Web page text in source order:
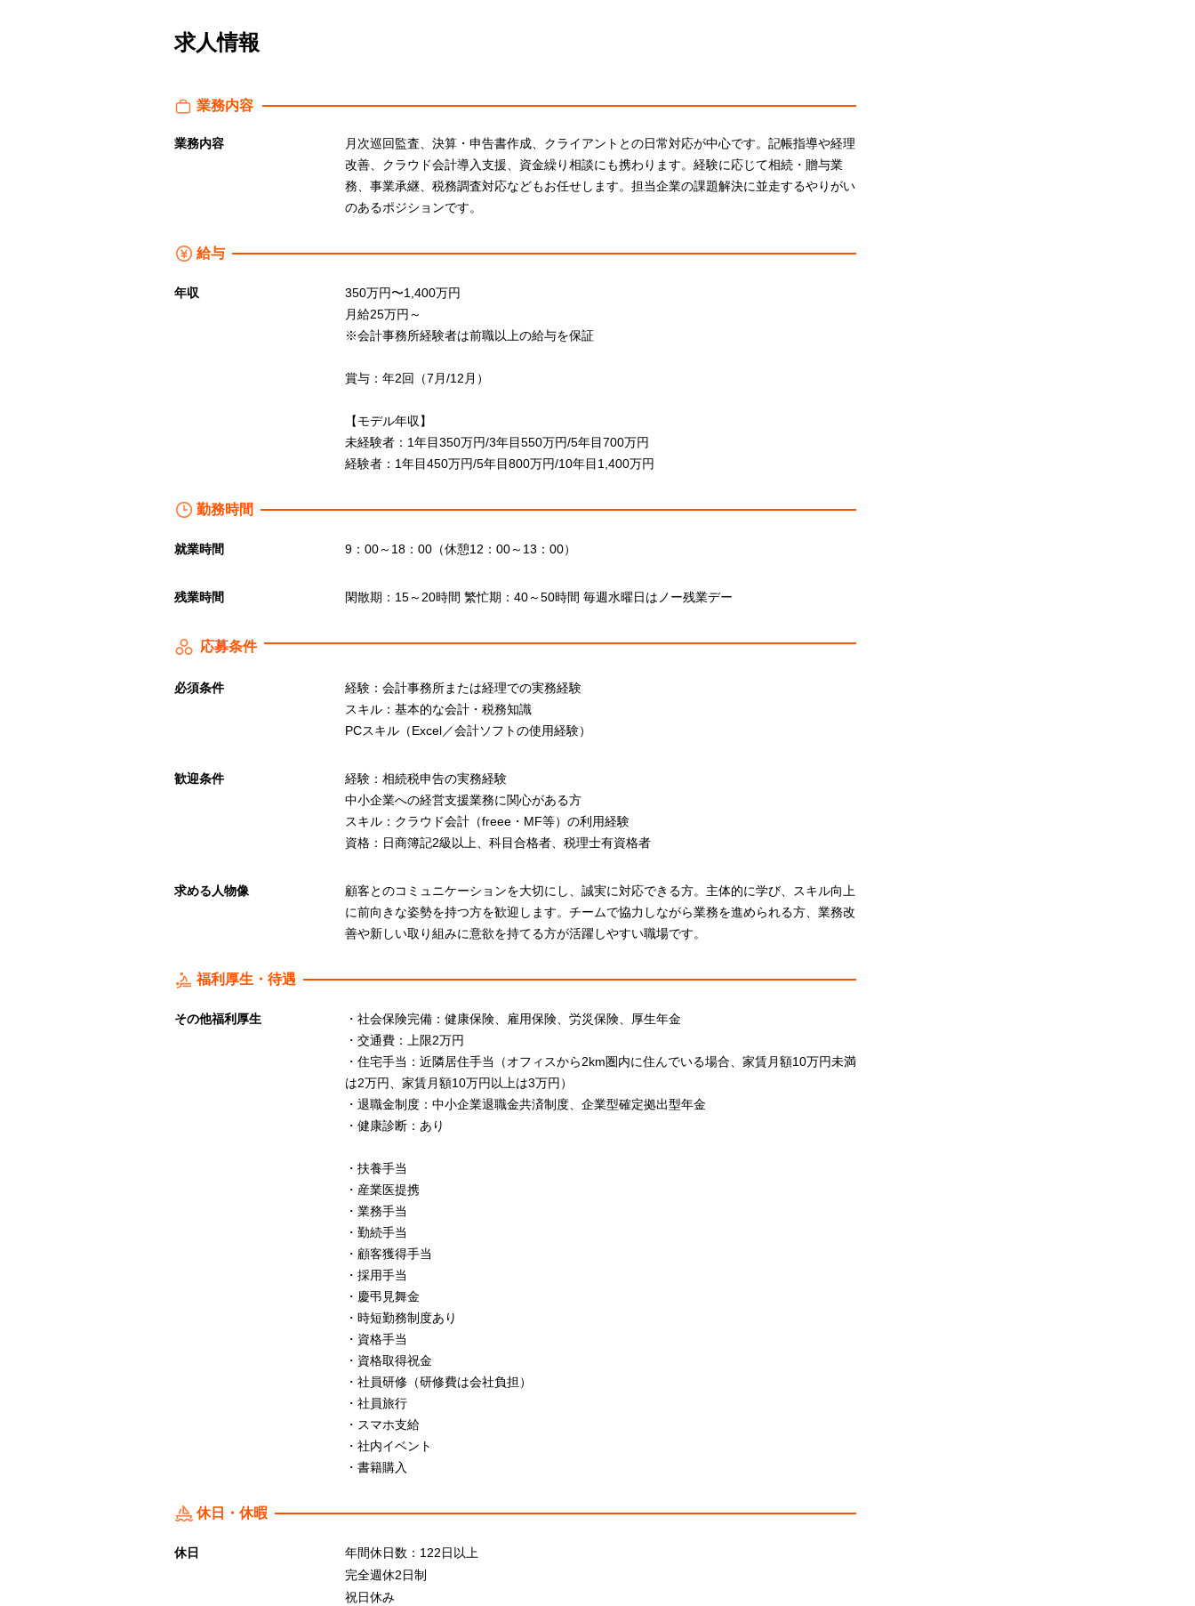
求人情報
業務内容
業務内容
月次巡回監査、決算・申告書作成、クライアントとの日常対応が中心です。記帳指導や経理
改善、クラウド会計導入支援、資金繰り相談にも携わります。経験に応じて相続・贈与業
務、事業承継、税務調査対応などもお任せします。担当企業の課題解決に並走するやりがい
のあるポジションです。
給与
年収
350万円〜1,400万円
月給25万円～
※会計事務所経験者は前職以上の給与を保証
賞与：年2回（7月/12月）
【モデル年収】
未経験者：1年目350万円/3年目550万円/5年目700万円
経験者：1年目450万円/5年目800万円/10年目1,400万円
勤務時間
就業時間 9：00～18：00（休憩12：00～13：00）
残業時間 閑散期：15～20時間 繁忙期：40～50時間 毎週水曜日はノー残業デー
応募条件
必須条件
経験：会計事務所または経理での実務経験
スキル：基本的な会計・税務知識
PCスキル（Excel／会計ソフトの使用経験）
歓迎条件
経験：相続税申告の実務経験
中小企業への経営支援業務に関心がある方
スキル：クラウド会計（freee・MF等）の利用経験
資格：日商簿記2級以上、科目合格者、税理士有資格者
求める人物像
顧客とのコミュニケーションを大切にし、誠実に対応できる方。主体的に学び、スキル向上
に前向きな姿勢を持つ方を歓迎します。チームで協力しながら業務を進められる方、業務改
善や新しい取り組みに意欲を持てる方が活躍しやすい職場です。
福利厚生・待遇
その他福利厚生
・社会保険完備：健康保険、雇用保険、労災保険、厚生年金
・交通費：上限2万円
・住宅手当：近隣居住手当（オフィスから2km圏内に住んでいる場合、家賃月額10万円未満
は2万円、家賃月額10万円以上は3万円）
・退職金制度：中小企業退職金共済制度、企業型確定拠出型年金
・健康診断：あり
・扶養手当
・産業医提携
・業務手当
・勤続手当
・顧客獲得手当
・採用手当
・慶弔見舞金
・時短勤務制度あり
・資格手当
・資格取得祝金
・社員研修（研修費は会社負担）
・社員旅行
・スマホ支給
・社内イベント
・書籍購入
休日・休暇
休日
年間休日数：122日以上
完全週休2日制
祝日休み